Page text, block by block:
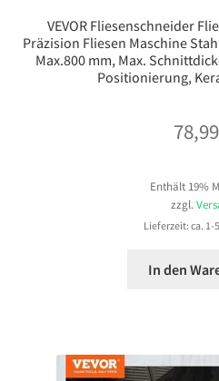
VEVOR Fliesenschneider
Präzision Fliesen Maschine
Max.800 mm, Max.
Positionierung,
78,99
Enthält 19%
zzgl.
Lieferzeit: ca. 1-
In den